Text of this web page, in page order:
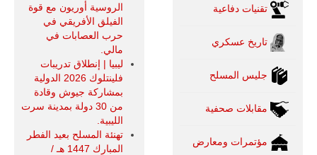
تقنيات دفاعية
تاريخ عسكري
جليس المسلح
مقابلات صحفية
مؤتمرات ومعارض
الروسية أوريون مع قوة
الفيلق الأفريقي في
حرب العصابات في
مالي.
ليبيا | إنطلاق تدريبات
فلينتلوك 2026 الدولية
بمشاركة جيوش وقادة
من 30 دولة بمدينة سرت
الليبية.
تهنئة المسلح بعيد الفطر
المبارك 1447 هـ /